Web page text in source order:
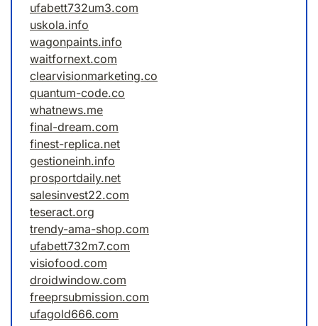
ufabett732um3.com
uskola.info
wagonpaints.info
waitfornext.com
clearvisionmarketing.co
quantum-code.co
whatnews.me
final-dream.com
finest-replica.net
gestioneinh.info
prosportdaily.net
salesinvest22.com
teseract.org
trendy-ama-shop.com
ufabett732m7.com
visiofood.com
droidwindow.com
freeprsubmission.com
ufagold666.com